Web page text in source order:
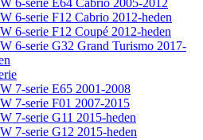
6-serie E64 Cabrio 2005-2012
6-serie F12 Cabrio 2012-heden
6-serie F12 Coupé 2012-heden
6-serie G32 Grand Turismo 2017-
7-serie E65 2001-2008
7-serie F01 2007-2015
7-serie G11 2015-heden
7-serie G12 2015-heden